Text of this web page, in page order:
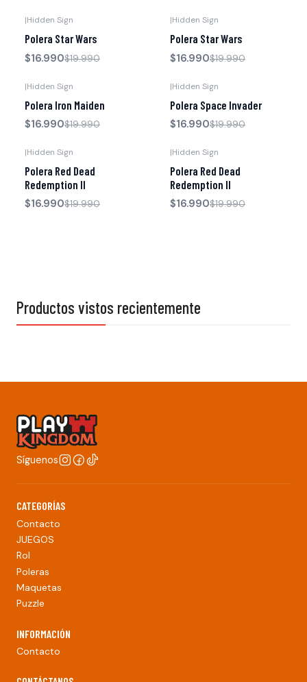
|Hidden Sign
Polera Star Wars
$16.990$19.990
|Hidden Sign
Polera Star Wars
$16.990$19.990
|Hidden Sign
Polera Iron Maiden
$16.990$19.990
|Hidden Sign
Polera Space Invader
$16.990$19.990
|Hidden Sign
Polera Red Dead
Redemption II
$16.990$19.990
|Hidden Sign
Polera Red Dead
Redemption II
$16.990$19.990
Productos vistos recientemente
Síguenos
CATEGORÍAS
Contacto
JUEGOS
Rol
Poleras
Maquetas
Puzzle
INFORMACIÓN
Contacto